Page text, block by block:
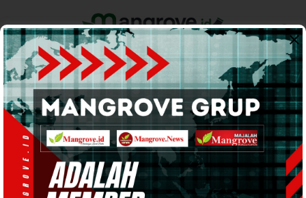
Home Pemerintahan Ekonomi & Bisnis Info Tanah Papua
Support by